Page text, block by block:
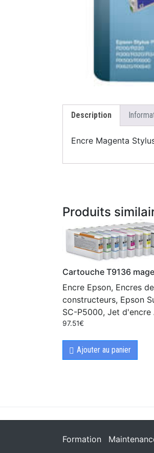
Description
Encre Magenta
Produits
Cartouche T9136
Encre Epson, Encres
constructeurs, Epson
SC-P5000, Jet d'encre
97.51€
Ajouter au panier
Formation